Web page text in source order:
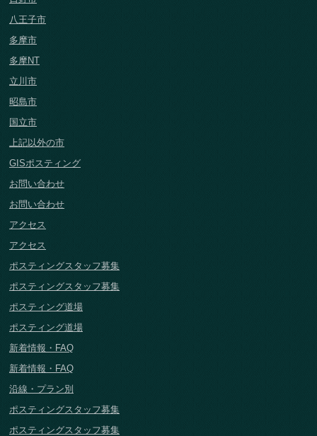
八王子市
多摩市
多摩NT
立川市
昭島市
国立市
上記以外の市
GISポスティング
お問い合わせ
お問い合わせ
アクセス
アクセス
ポスティングスタッフ募集
ポスティングスタッフ募集
ポスティング道場
ポスティング道場
新着情報・FAQ
新着情報・FAQ
沿線・プラン別
ポスティングスタッフ募集
ポスティングスタッフ募集